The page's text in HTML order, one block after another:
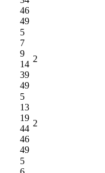
46
49
5
7
9
14
39
49
2
5
13
19
44
46
49
2
5